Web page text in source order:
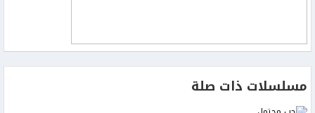
مسلسلات ذات صلة